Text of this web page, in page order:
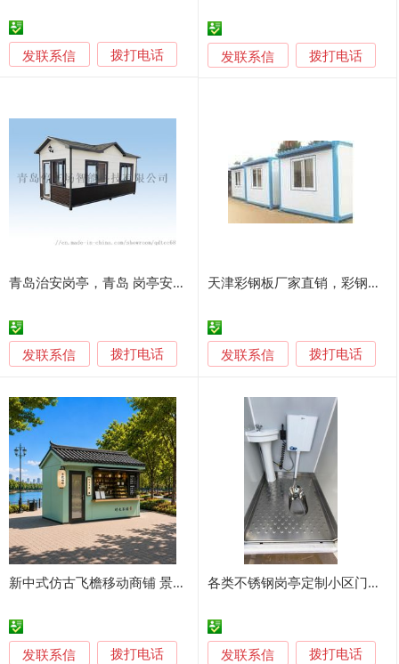
发联系信 拨打电话 发联系信 拨打电话
青岛治安岗亭，青岛 岗亭安装维护厂家
发联系信 拨打电话
天津彩钢板厂家直销，彩钢板房生产加工，彩钢门卫室/岗亭销售，彩钢板房厂家直销-天津会祥彩钢
发联系信 拨打电话
新中式仿古飞檐移动商铺 景区公园湖畔网红时光茶铺集装箱奶茶咖啡售货岗亭 可定制一体式户外经营小屋
发联系信 拨打电话
各类不锈钢岗亭定制小区门卫工地岗亭景区岗亭
发联系信 拨打电话